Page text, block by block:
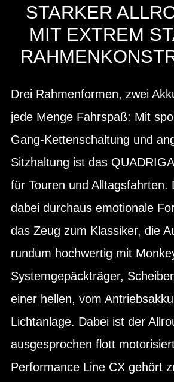
STARKER
MIT EXTREM
Drei Rahmenformen, zwei
jede Menge Fahrspaß: Mit
Gang-Kettenschaltung und
Sitzhaltung ist das
für Touren und Alltagsfahrten.
dabei durchaus emotionale
das Zeug zum Klassiker, die
rundum hochwertig mit
Systemgepäckträger,
einer hellen, vom
Lichtanlage. Dabei ist der
ausgesprochen flott
Performance Line CX gehört